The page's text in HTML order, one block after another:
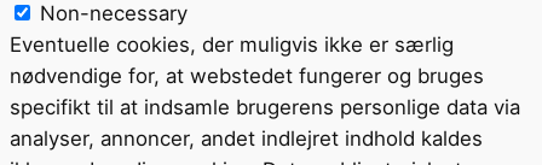
Non-necessary
Eventuelle cookies, der muligvis ikke er særlig
nødvendige for, at webstedet fungerer og bruges
specifikt til at indsamle brugerens personlige data via
analyser, annoncer, andet indlejret indhold kaldes